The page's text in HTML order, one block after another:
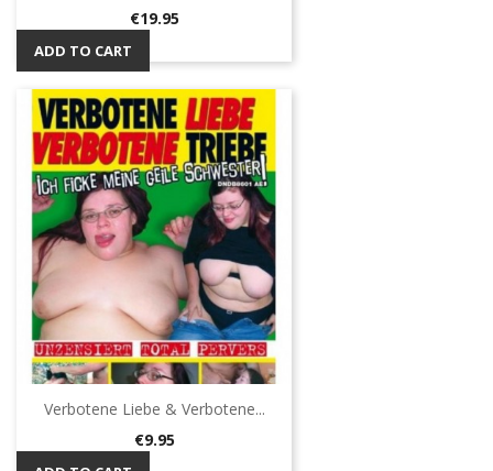
Price
€19.95
ADD TO CART
Verbotene Liebe & Verbotene...
Price
€9.95